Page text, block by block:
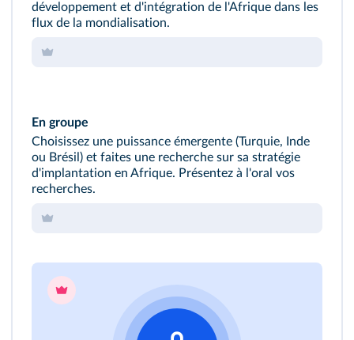
développement et d'intégration de l'Afrique dans les
flux de la mondialisation.
En groupe
Choisissez une puissance émergente (Turquie, Inde
ou Brésil) et faites une recherche sur sa stratégie
d'implantation en Afrique. Présentez à l'oral vos
recherches.